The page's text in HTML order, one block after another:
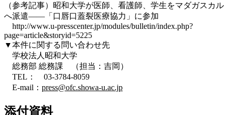
（参考記事）昭和大学が医師、看護師、学生をマダガスカル
へ派遣――「口唇口蓋裂医療協力」に参加
http://www.u-presscenter.jp/modules/bulletin/index.php?
page=article&storyid=5225
▼本件に関する問い合わせ先
学校法人昭和大学
総務部 総務課 （担当：吉岡）
TEL： 03-3784-8059
E-mail： press@ofc.showa-u.ac.jp
添付資料